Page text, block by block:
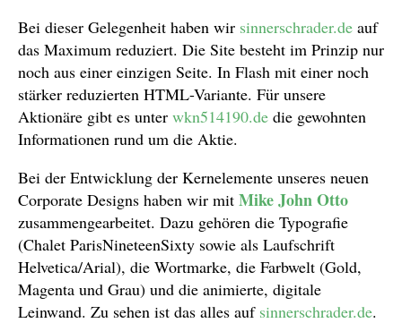
Bei dieser Gelegenheit haben wir sinnerschrader.de auf
das Maximum reduziert. Die Site besteht im Prinzip nur
noch aus einer einzigen Seite. In Flash mit einer noch
stärker reduzierten HTML-Variante. Für unsere
Aktionäre gibt es unter wkn514190.de die gewohnten
Informationen rund um die Aktie.
Bei der Entwicklung der Kernelemente unseres neuen
Corporate Designs haben wir mit Mike John Otto
zusammengearbeitet. Dazu gehören die Typografie
(Chalet ParisNineteenSixty sowie als Laufschrift
Helvetica/Arial), die Wortmarke, die Farbwelt (Gold,
Magenta und Grau) und die animierte, digitale
Leinwand. Zu sehen ist das alles auf sinnerschrader.de.